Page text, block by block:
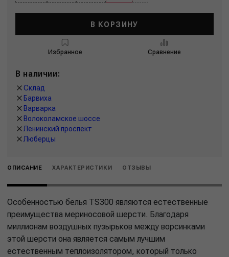
В КОРЗИНУ
Избранное Сравнение
В наличии:
Склад
Барвиха
Варварка
Волоколамское шоссе
Ленинский проспект
Люберцы
ОПИСАНИЕ ХАРАКТЕРИСТИКИ ОТЗЫВЫ
Особенностью белья TS300 являются естественные
преимущества мериносовой шерсти. Благодаря
миллионам воздушных пузырьков между ворсинками
этой шерсти она является самым лучшим
естественным теплоизолятором, который только